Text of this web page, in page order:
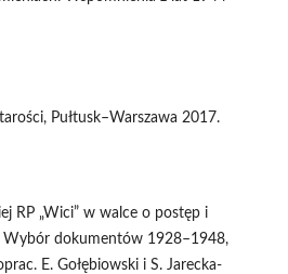
Pułtusk–Warszawa 2017.
RP „Wici” w walce o postęp i
Wybór dokumentów 1928–1948,
E. Gołębiowski i S. Jarecka-